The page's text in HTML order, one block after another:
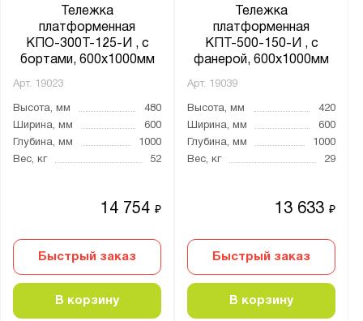
Тележка
платформенная
КПО-300Т-125-И , с
бортами, 600х1000мм
Арт. 19023
Высота, мм
480
Ширина, мм
600
Глубина, мм
1000
Вес, кг
52
14 754₽
Быстрый заказ
В корзину
Тележка
платформенная
КПТ-500-150-И , с
фанерой, 600х1000мм
Арт. 19039
Высота, мм
420
Ширина, мм
600
Глубина, мм
1000
Вес, кг
29
13 633₽
Быстрый заказ
В корзину
600x1000
600х900
600х1000
630x400x115
700x400
700х1000
700х1250
800x500
800х500х100
800х1200